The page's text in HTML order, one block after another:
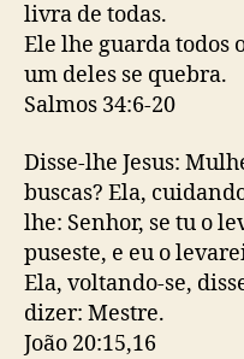
livra de todas.
Ele lhe guarda todos
um deles se quebra.
Salmos 34:6-20
Disse-lhe Jesus:
buscas? Ela,
lhe: Senhor, se tu o
puseste, e eu o
Ela, voltando-se,
dizer: Mestre.
João 20:15,16